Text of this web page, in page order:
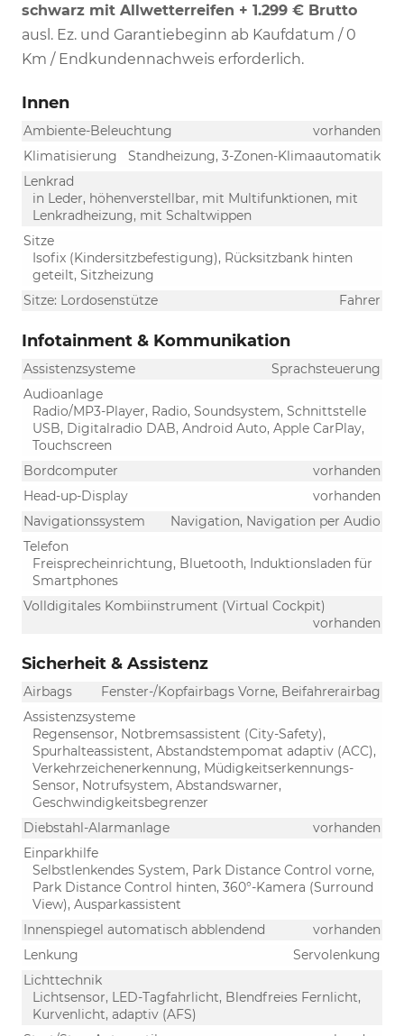
schwarz mit Allwetterreifen + 1.299 € Brutto
ausl. Ez. und Garantiebeginn ab Kaufdatum / 0
Km / Endkundennachweis erforderlich.
Innen
Ambiente-Beleuchtung
vorhanden
Klimatisierung
Standheizung, 3-Zonen-Klimaautomatik
Lenkrad
in Leder, höhenverstellbar, mit Multifunktionen, mit
Lenkradheizung, mit Schaltwippen
Sitze
Isofix (Kindersitzbefestigung), Rücksitzbank hinten
geteilt, Sitzheizung
Sitze: Lordosenstütze
Fahrer
Infotainment & Kommunikation
Assistenzsysteme
Sprachsteuerung
Audioanlage
Radio/MP3-Player, Radio, Soundsystem, Schnittstelle
USB, Digitalradio DAB, Android Auto, Apple CarPlay,
Touchscreen
Bordcomputer
vorhanden
Head-up-Display
vorhanden
Navigationssystem
Navigation, Navigation per Audio
Telefon
Freisprecheinrichtung, Bluetooth, Induktionsladen für
Smartphones
Volldigitales Kombiinstrument (Virtual Cockpit)
vorhanden
Sicherheit & Assistenz
Airbags
Fenster-/Kopfairbags Vorne, Beifahrerairbag
Assistenzsysteme
Regensensor, Notbremsassistent (City-Safety),
Spurhalteassistent, Abstandstempomat adaptiv (ACC),
Verkehrzeichenerkennung, Müdigkeitserkennungs-
Sensor, Notrufsystem, Abstandswarner,
Geschwindigkeitsbegrenzer
Diebstahl-Alarmanlage
vorhanden
Einparkhilfe
Selbstlenkendes System, Park Distance Control vorne,
Park Distance Control hinten, 360°-Kamera (Surround
View), Ausparkassistent
Innenspiegel automatisch abblendend
vorhanden
Lenkung
Servolenkung
Lichttechnik
Lichtsensor, LED-Tagfahrlicht, Blendfreies Fernlicht,
Kurvenlicht, adaptiv (AFS)